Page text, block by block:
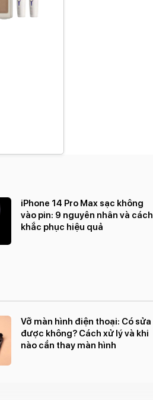
iPhone 14 Pro Max sạc không
vào pin: 9 nguyên nhân và cách
khắc phục hiệu quả
Vỡ màn hình điện thoại: Có sửa
được không? Cách xử lý và khi
nào cần thay màn hình